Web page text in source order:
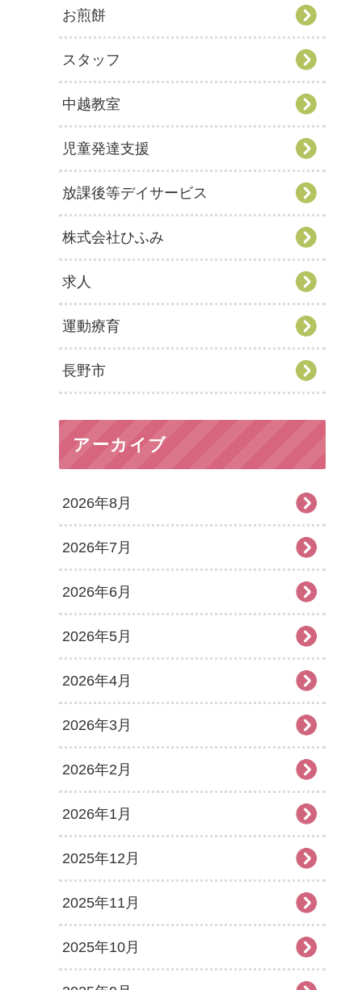
お煎餅
スタッフ
中越教室
児童発達支援
放課後等デイサービス
株式会社ひふみ
求人
運動療育
長野市
アーカイブ
2026年8月
2026年7月
2026年6月
2026年5月
2026年4月
2026年3月
2026年2月
2026年1月
2025年12月
2025年11月
2025年10月